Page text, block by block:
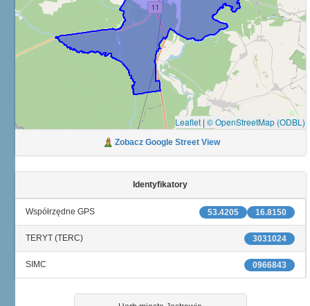
Leaflet | © OpenStreetMap (ODBL)
Zobacz Google Street View
Identyfikatory
16.8150
53.4205
Współrzędne GPS
3031024
TERYT (TERC)
0966843
SIMC